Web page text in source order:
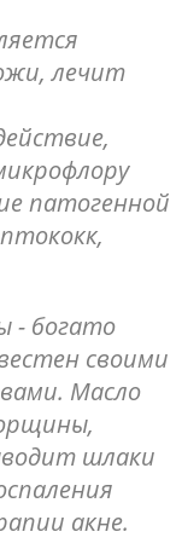
лечит
патогенной
- богато
своими
Масло
шлаки
акне.